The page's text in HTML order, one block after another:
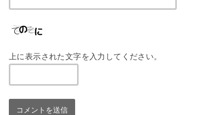
上に表示された文字を入力してください。